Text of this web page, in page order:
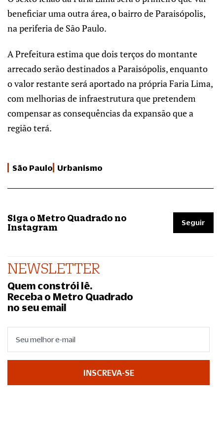
beneficiar uma outra área, o bairro de Paraisópolis,
na periferia de São Paulo.
A Prefeitura estima que dois terços do montante
arrecado serão destinados a Paraisópolis, enquanto
o valor restante será aportado na própria Faria Lima,
com melhorias de infraestrutura que pretendem
compensar as consequências da expansão que a
região terá.
São Paulo Urbanismo
Siga o Metro Quadrado no
Instagram
Seguir
NEWSLETTER
Quem constrói lê.
Receba o Metro Quadrado
no seu email
INSCREVA-SE